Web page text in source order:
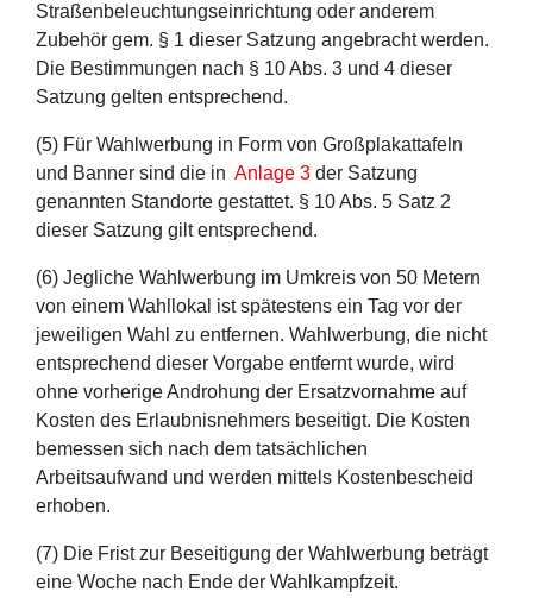
Straßenbeleuchtungseinrichtung oder anderem
Zubehör gem. § 1 dieser Satzung angebracht werden.
Die Bestimmungen nach § 10 Abs. 3 und 4 dieser
Satzung gelten entsprechend.
(5) Für Wahlwerbung in Form von Großplakattafeln
und Banner sind die in Anlage 3 der Satzung
genannten Standorte gestattet. § 10 Abs. 5 Satz 2
dieser Satzung gilt entsprechend.
(6) Jegliche Wahlwerbung im Umkreis von 50 Metern
von einem Wahllokal ist spätestens ein Tag vor der
jeweiligen Wahl zu entfernen. Wahlwerbung, die nicht
entsprechend dieser Vorgabe entfernt wurde, wird
ohne vorherige Androhung der Ersatzvornahme auf
Kosten des Erlaubnisnehmers beseitigt. Die Kosten
bemessen sich nach dem tatsächlichen
Arbeitsaufwand und werden mittels Kostenbescheid
erhoben.
(7) Die Frist zur Beseitigung der Wahlwerbung beträgt
eine Woche nach Ende der Wahlkampfzeit.